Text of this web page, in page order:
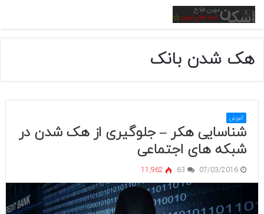
منو
هک شدن بانک
آموزش
شناسایی هکر – جلوگیری از هک شدن در
شبکه های اجتماعی
07/03/2016
63
11,962